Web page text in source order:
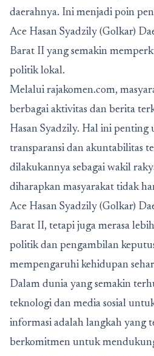
daerahnya. Ini menjadi poin
Ace Hasan Syadzily (Golkar)
Barat II yang semakin
politik lokal.
Melalui rajakomen.com,
berbagai aktivitas dan berita
Hasan Syadzily. Hal ini
transparansi dan akuntabilitas
dilakukannya sebagai wakil
diharapkan masyarakat tidak
Ace Hasan Syadzily (Golkar)
Barat II, tetapi juga merasa
politik dan pengambilan
mempengaruhi kehidupan
Dalam dunia yang semakin
teknologi dan media sosial
informasi adalah langkah yang
berkomitmen untuk